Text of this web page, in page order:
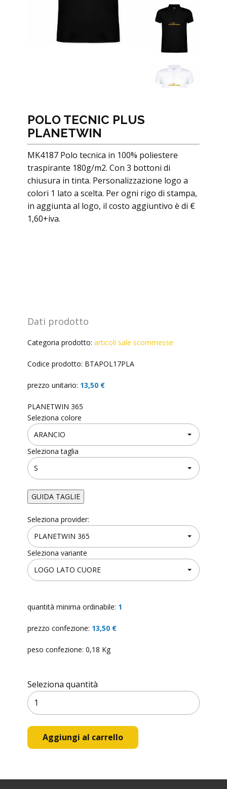
POLO TECNIC PLUS
PLANETWIN
MK4187 Polo tecnica in 100% poliestere
traspirante 180g/m2. Con 3 bottoni di
chiusura in tinta. Personalizzazione logo a
colori 1 lato a scelta. Per ogni rigo di stampa,
in aggiunta al logo, il costo aggiuntivo è di €
1,60+iva.
Dati prodotto
Categoria prodotto: articoli sale scommesse
Codice prodotto: BTAPOL17PLA
prezzo unitario: 13,50 €
PLANETWIN 365
Seleziona colore
Seleziona taglia
GUIDA TAGLIE
Seleziona provider:
Seleziona variante
quantità minima ordinabile: 1
prezzo confezione: 13,50 €
peso confezione: 0,18 Kg
Seleziona quantità